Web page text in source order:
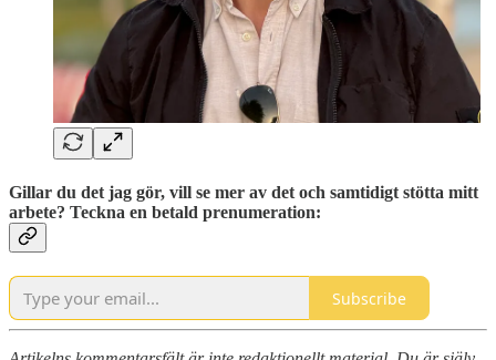
Gillar du det jag gör, vill se mer av det och samtidigt stötta mitt
arbete? Teckna en betald prenumeration:
Subscribe